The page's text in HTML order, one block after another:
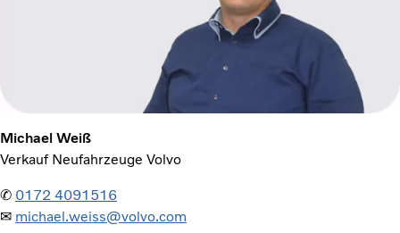
Michael Weiß
Verkauf Neufahrzeuge Volvo
✆ 0172 4091516
✉ michael.weiss@volvo.com